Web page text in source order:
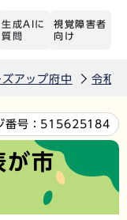
生成AIに
質問
視覚障害者
向け
アップ府中 令和5
番号： 515625184
が市